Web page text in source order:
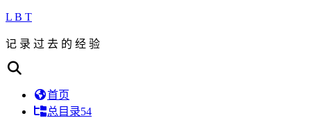
L B T
记 录 过 去 的 经 验
首页
总目录54